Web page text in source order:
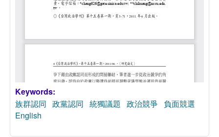
Keywords:
族群認同 政黨認同 統獨議題 政治競爭 負面競選
English